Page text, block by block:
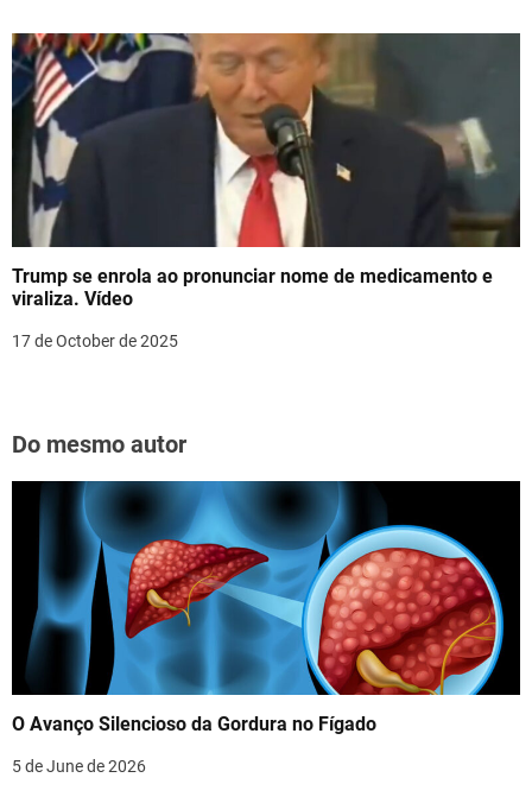
Trump se enrola ao pronunciar nome de medicamento e
viraliza. Vídeo
17 de October de 2025
Do mesmo autor
O Avanço Silencioso da Gordura no Fígado
5 de June de 2026